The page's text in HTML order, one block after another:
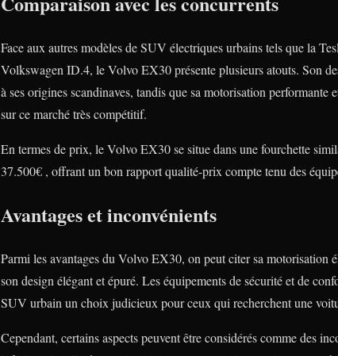
Face aux autres modèles de SUV électriques urbains tels que la
Volkswagen ID.4, le Volvo EX30 présente plusieurs atouts. Son
à ses origines scandinaves, tandis que sa motorisation
sur ce marché très compétitif.
En termes de prix, le Volvo EX30 se situe dans une fourchette
37.500€ , offrant un bon rapport qualité-prix compte tenu des
Avantages et inconvénients
Parmi les avantages du Volvo EX30, on peut citer sa motorisation
son design élégant et épuré. Les équipements de sécurité et de
SUV urbain un choix judicieux pour ceux qui recherchent une
Cependant, certains aspects peuvent être considérés comme des